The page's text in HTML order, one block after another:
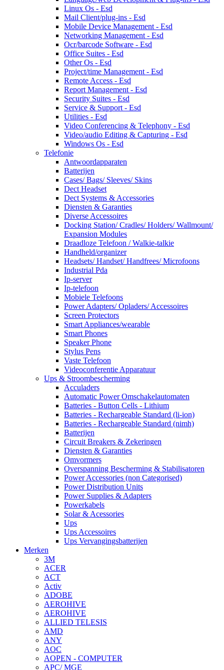
Linux Os - Esd
Mail Client/plug-ins - Esd
Mobile Device Management - Esd
Networking Management - Esd
Ocr/barcode Software - Esd
Office Suites - Esd
Other Os - Esd
Project/time Management - Esd
Remote Access - Esd
Report Management - Esd
Security Suites - Esd
Service & Support - Esd
Utilities - Esd
Video Conferencing & Telephony - Esd
Video/audio Editing & Capturing - Esd
Windows Os - Esd
Telefonie
Antwoordapparaten
Batterijen
Cases/ Bags/ Sleeves/ Skins
Dect Headset
Dect Systems & Accessories
Diensten & Garanties
Diverse Accessoires
Docking Station/ Cradles/ Holders/ Wallmount/
Expansion Modules
Draadloze Telefoon / Walkie-talkie
Handheld/organizer
Headsets/ Handset/ Handfrees/ Microfoons
Industrial Pda
Ip-server
Ip-telefoon
Mobiele Telefoons
Power Adapters/ Opladers/ Accessoires
Screen Protectors
Smart Appliances/wearable
Smart Phones
Speaker Phone
Stylus Pens
Vaste Telefoon
Videoconferentie Apparatuur
Ups & Stroombescherming
Acculaders
Automatic Power Omschakelautomaten
Batteries - Button Cells - Lithium
Batteries - Rechargeable Standard (li-ion)
Batteries - Rechargeable Standard (nimh)
Batterijen
Circuit Breakers & Zekeringen
Diensten & Garanties
Omvormers
Overspanning Bescherming & Stabilisatoren
Power Accessories (non Categorised)
Power Distribution Units
Power Supplies & Adapters
Powerkabels
Solar & Acessories
Ups
Ups Accessoires
Ups Vervangingsbatterijen
Merken
3M
ACER
ACT
Activ
ADOBE
AEROHIVE
AEROHIVE
ALLIED TELESIS
AMD
ANY
AOC
AOPEN - COMPUTER
APC/ MGE